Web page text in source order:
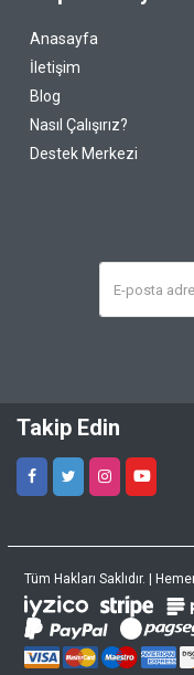
Anasayfa
İletişim
Blog
Nasıl Çalışırız?
Destek Merkezi
Takip Edin
Tüm Hakları Saklıdır. |